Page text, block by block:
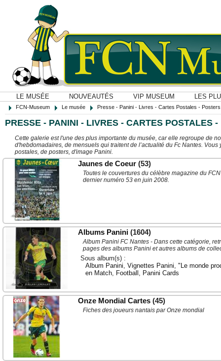
LE MUSÉE NOUVEAUTÉS VIP MUSEUM LES
FCN-Museum Le musée Presse - Panini - Livres - Cartes Postales -
PRESSE - PANINI - LIVRES - CARTES POSTALES
Cette galerie est l'une des plus importante du musée, car elle regroupe de
d'hebdomadaires, de mensuels qui traitent de l’actualité du Fc Nantes.
postales, de posters, d'image Panini.
Jaunes de Coeur (53)
Toutes le couvertures du célèbre magazine du
dernier numéro 53 en juin 2008.
Albums Panini (1604)
Album Panini FC Nantes - Dans cette catégorie,
pages des albums Panini et autres albums de
Sous album(s) :
Album Panini, Vignettes Panini, "Le monde
en Match, Football , Panini Cards
Onze Mondial Cartes (45)
Fiches des joueurs nantais par Onze mondial